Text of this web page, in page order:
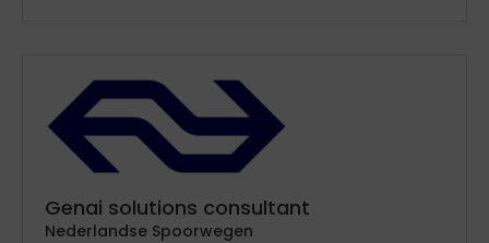
Genai solutions consultant
Nederlandse Spoorwegen